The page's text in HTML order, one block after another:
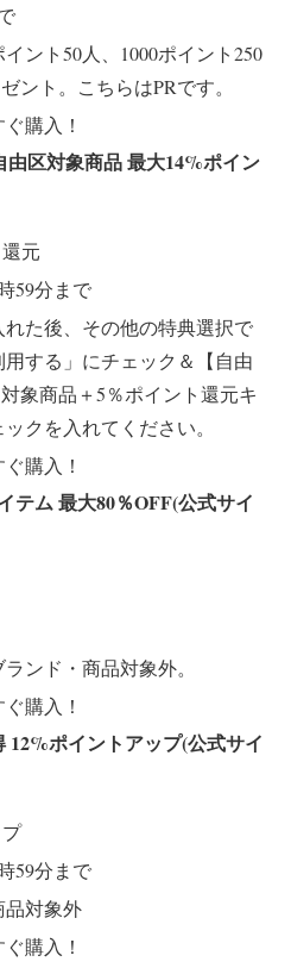
ント50人、1000ポイント250
ント。こちらはPRです。
購入！
由区対象商品 最大14%ポイン
元
59分まで
た後、その他の特典選択で
用する」にチェック＆【自由
象商品＋5％ポイント還元キ
クを入れてください。
購入！
テム 最大80％OFF(公式サイ
ンド・商品対象外。
購入！
12%ポイントアップ(公式サイ
59分まで
品対象外
購入！